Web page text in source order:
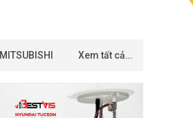
MITSUBISHI Xem tất cả…